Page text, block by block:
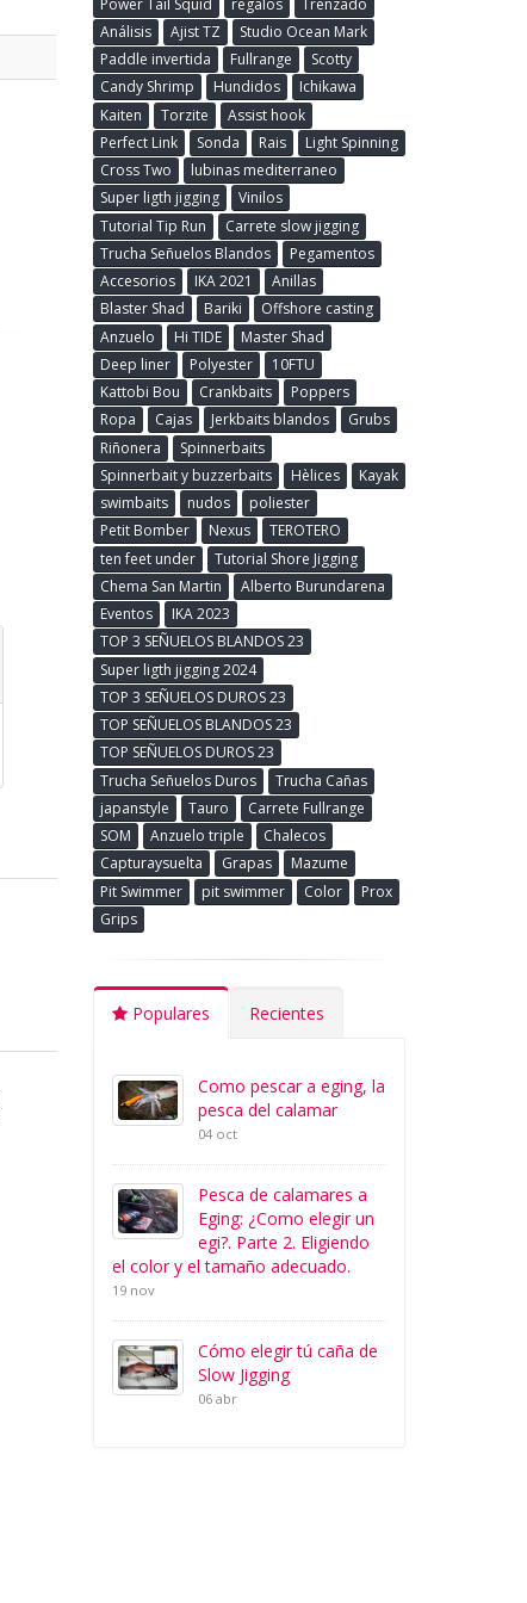
Análisis
Ajist TZ
Studio Ocean Mark
Paddle invertida
Fullrange
Scotty
Candy Shrimp
Hundidos
Ichikawa
Kaiten
Torzite
Assist hook
Perfect Link
Sonda Rais
Light Spinning
Cross Two
lubinas mediterraneo
Super ligth jigging
Vinilos
Tutorial Tip Run
Carrete slow jigging
Trucha Señuelos Blandos
Pegamentos
Accesorios
IKA 2021
Anillas
Blaster Shad
Bariki
Offshore casting
Anzuelo
Hi TIDE
Master Shad
Deep liner
Polyester
10FTU
Kattobi Bou
Crankbaits
Poppers
Ropa
Cajas Jerkbaits blandos
Grubs
Riñonera
Spinnerbaits
Spinnerbait y buzzerbaits
Hèlices
Kayak
swimbaits
nudos
poliester
Petit Bomber
Nexus
TEROTERO
ten feet under
Tutorial Shore Jigging
Chema San Martin
Alberto Burundarena
Eventos
IKA 2023
TOP 3 SEÑUELOS BLANDOS 23
Super ligth jigging 2024
TOP 3 SEÑUELOS DUROS 23
TOP SEÑUELOS BLANDOS 23
TOP SEÑUELOS DUROS 23
Trucha Señuelos Duros
Trucha Cañas
japanstyle
Tauro
Carrete Fullrange
SOM
Anzuelo triple
Chalecos
Capturaysuelta
Grapas
Mazume
Pit Swimmer
pit swimmer Color
Prox
Grips
Populares Recientes
Como pescar a eging, la
pesca del calamar
04 oct
Pesca de calamares a
Eging: ¿Como elegir un
egi?. Parte 2. Eligiendo
el color y el tamaño adecuado.
19 nov
Cómo elegir tú caña de
Slow Jigging
06 abr